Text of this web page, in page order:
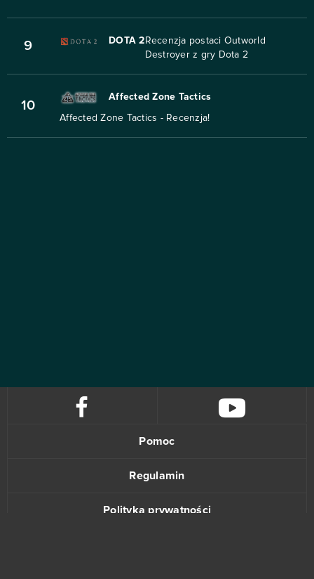
9 DOTA 2 Recenzja postaci Outworld
Destroyer z gry Dota 2
10
Affected Zone Tactics
Affected Zone Tactics - Recenzja!
Pomoc
Regulamin
Polityka prywatności